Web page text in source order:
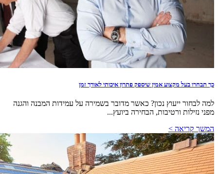
כך תבחרו בעל מקצוע אמין שיספק פתרון איכותי לאורך זמן
למה לבחור ייעוץ נכון? כאשר מדובר בשמירה על עמידות המבנה והגנה
מפני נזילות ורטיבות, הבחירה ביועץ...
המשך קריאה >